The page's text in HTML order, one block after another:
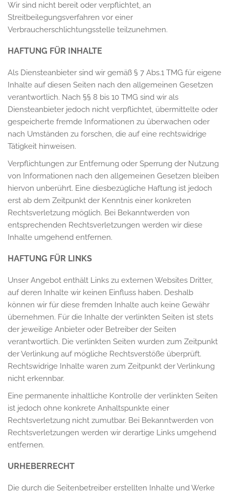
Wir sind nicht bereit oder verpflichtet, an
Streitbeilegungsverfahren vor einer
Verbraucherschlichtungsstelle teilzunehmen.
HAFTUNG FÜR INHALTE
Als Diensteanbieter sind wir gemäß § 7 Abs.1 TMG für eigene
Inhalte auf diesen Seiten nach den allgemeinen Gesetzen
verantwortlich. Nach §§ 8 bis 10 TMG sind wir als
Diensteanbieter jedoch nicht verpflichtet, übermittelte oder
gespeicherte fremde Informationen zu überwachen oder
nach Umständen zu forschen, die auf eine rechtswidrige
Tätigkeit hinweisen.
Verpflichtungen zur Entfernung oder Sperrung der Nutzung
von Informationen nach den allgemeinen Gesetzen bleiben
hiervon unberührt. Eine diesbezügliche Haftung ist jedoch
erst ab dem Zeitpunkt der Kenntnis einer konkreten
Rechtsverletzung möglich. Bei Bekanntwerden von
entsprechenden Rechtsverletzungen werden wir diese
Inhalte umgehend entfernen.
HAFTUNG FÜR LINKS
Unser Angebot enthält Links zu externen Websites Dritter,
auf deren Inhalte wir keinen Einfluss haben. Deshalb
können wir für diese fremden Inhalte auch keine Gewähr
übernehmen. Für die Inhalte der verlinkten Seiten ist stets
der jeweilige Anbieter oder Betreiber der Seiten
verantwortlich. Die verlinkten Seiten wurden zum Zeitpunkt
der Verlinkung auf mögliche Rechtsverstöße überprüft.
Rechtswidrige Inhalte waren zum Zeitpunkt der Verlinkung
nicht erkennbar.
Eine permanente inhaltliche Kontrolle der verlinkten Seiten
ist jedoch ohne konkrete Anhaltspunkte einer
Rechtsverletzung nicht zumutbar. Bei Bekanntwerden von
Rechtsverletzungen werden wir derartige Links umgehend
entfernen.
URHEBERRECHT
Die durch die Seitenbetreiber erstellten Inhalte und Werke